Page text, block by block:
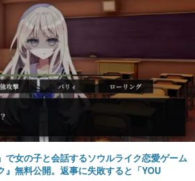
で女の子と会話するソウルライク恋愛ゲーム
』無料公開。返事に失敗すると「YOU